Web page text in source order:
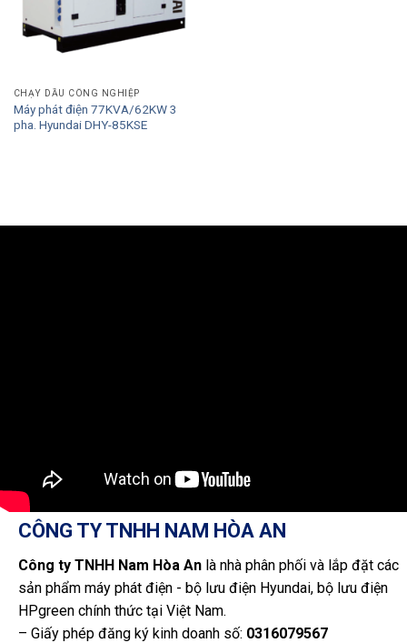
CHẠY DẦU CÔNG NGHIỆP
Máy phát điện 77KVA/62KW 3
pha. Hyundai DHY-85KSE
CÔNG TY TNHH NAM HÒA AN
Công ty TNHH Nam Hòa An là nhà phân phối và lắp đặt các
sản phẩm máy phát điện - bộ lưu điện Hyundai, bộ lưu điện
HPgreen chính thức tại Việt Nam.
– Giấy phép đăng ký kinh doanh số: 0316079567